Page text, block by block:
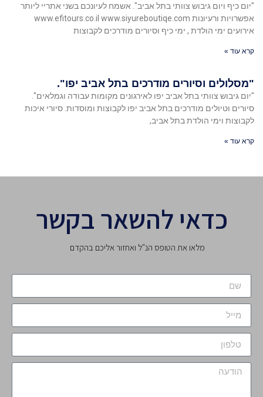
"יום כיף ויום גיבוש צוותי בתל אביב". אשמח לעיונכם בשני אתריי ליותר
אפשרויות ורעיונות www.efitours.co.il www.siyureboutiqe.com
אירועים ימי הולדת , ימי כיף וסיורים מודרכים לקבוצות
קרא עוד »
"מסלולים וסיורים מודרכים בתל אביב יפו".
"יום גיבוש צוותי בתל אביב יפו לאירגונים מקומות עבודה וגמלאים".
סיורים וטיולים מודרכים בתל אביב יפו לקבוצות ומוסדות. סיורי איכות
לקבוצות וימי הולדת בתל אביב,
קרא עוד »
כדאי להשאר בקשר
מלאו את הטופס הנ"ל ואחזור אליכם בהקדם